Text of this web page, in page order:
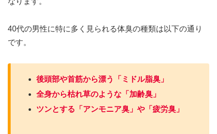
40代の男性に特に多く見られる体臭の種類は以下の通り
です。
後頭部や首筋から漂う「ミドル脂臭」
全身から枯れ草のような「加齢臭」
ツンとする「アンモニア臭」や「疲労臭」